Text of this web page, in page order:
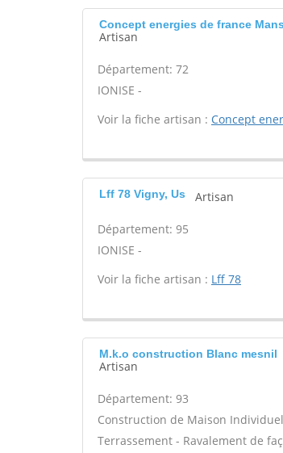
Concept energies de france
Artisan
Département: 72
IONISE -
Voir la fiche artisan : Concept
Lff 78 Vigny, Us Artisan
Département: 95
IONISE -
Voir la fiche artisan : Lff 78
M.k.o construction Blanc mesnil
Artisan
Département: 93
Construction de Maison
Terrassement - Ravalement de